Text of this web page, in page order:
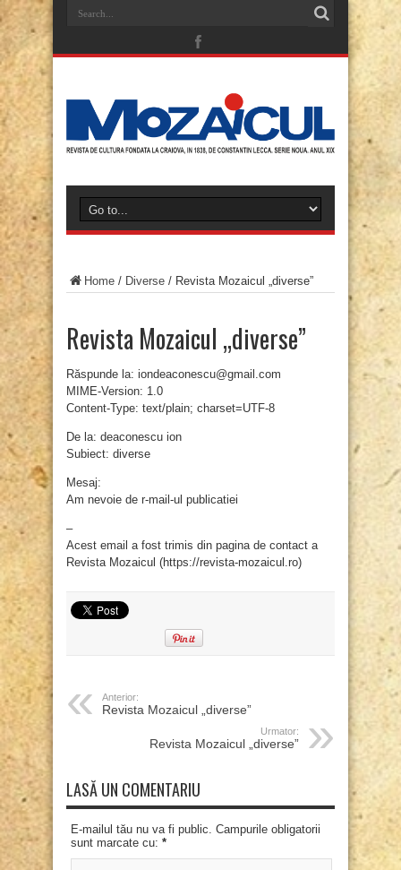
Home / Diverse / Revista Mozaicul „diverse”
Revista Mozaicul „diverse”
Răspunde la: iondeaconescu@gmail.com
MIME-Version: 1.0
Content-Type: text/plain; charset=UTF-8
De la: deaconescu ion
Subiect: diverse
Mesaj:
Am nevoie de r-mail-ul publicatiei
–
Acest email a fost trimis din pagina de contact a
Revista Mozaicul (https://revista-mozaicul.ro)
Anterior:
Revista Mozaicul „diverse”
Urmator:
Revista Mozaicul „diverse”
LASĂ UN COMENTARIU
E-mailul tău nu va fi public. Campurile obligatorii
sunt marcate cu: *